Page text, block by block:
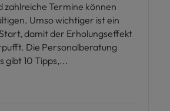
zahlreiche Termine können
Umso wichtiger ist ein
damit der Erholungseffekt
Die Personalberatung
gibt 10 Tipps,